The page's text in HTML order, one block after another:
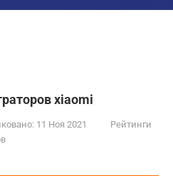
xiaomi
11 Ноя 2021
Рейтинги